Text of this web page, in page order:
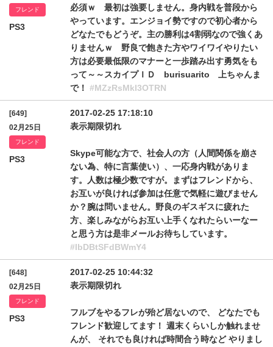
フレンド
PS3
必須ｗ 最初は強要しません。身内戦を普段から
やっています。エンジョイ勢ですので初心者から
どなたでもどうぞ。主の勝利は4割弱なので強くあ
りませんｗ 野良で飽きた方やワイワイやりたい
方は必要最低限のマナーと一歩踏み出す勇気をも
って～～スカイプＩＤ burisuarito 上ちゃんま
で！ #MZzRsMkl3OTRN
[649]
02月25日
フレンド
PS3
2017-02-25 17:18:10
表示期限切れ
Skype可能な方で、社会人の方（人間関係を崩さ
ない為、特に言葉使い）、一応身内戦がありま
す。人数は極少数ですが。まずはフレンドから、
お互いが良ければ参加は任意で気軽に遊びません
か？腕は問いません。野良のギスギスに疲れた
方、楽しみながらお互い上手くなれたらいーなー
と思う方は是非メールお待ちしています。
#IbDBtSFdBWmY4
[648]
02月25日
フレンド
PS3
2017-02-25 10:44:32
表示期限切れ
フルブをやるフレが殆ど居ないので、 どなたでも
フレンド歓迎してます！ 週末くらいしか触れませ
んが、 それでも良ければ時間合う時など やりまし